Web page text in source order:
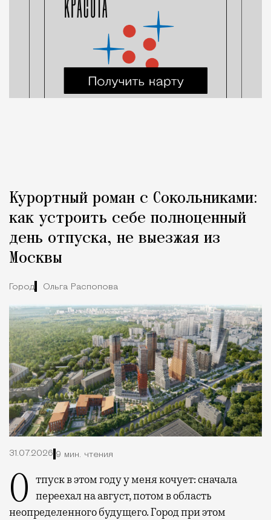
Курортный роман с Сокольниками:
как устроить себе полноценный
день отпуска, не выезжая из
Москвы
Город Ольга Распопова
31.07.2026 9 мин. чтения
Отпуск в этом году у меня кочует: сначала переехал на август, потом в область
неопределенного будущего. Город при этом